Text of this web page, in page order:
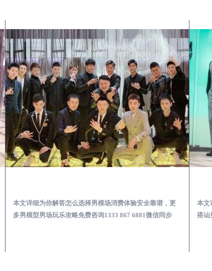
本文详细为你解答酒吧KTV会所怎么搭讪帅哥，更多关于
搭讪男模型男娱乐宝典免费咨询1333 867 6881微信同步！
本文
略，